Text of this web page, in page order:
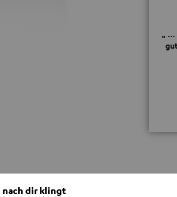
„ …
nach dir klingt